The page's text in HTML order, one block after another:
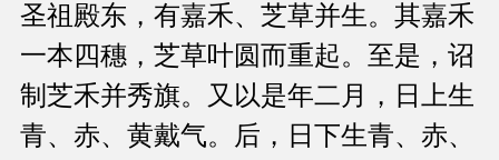
圣祖殿东，有嘉禾、芝草并生。其嘉禾
一本四穗，芝草叶圆而重起。至是，诏
制芝禾并秀旗。又以是年二月，日上生
青、赤、黄戴气。后，日下生青、赤、